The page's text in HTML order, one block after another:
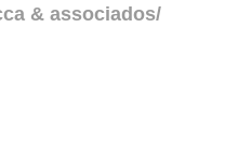
& associados